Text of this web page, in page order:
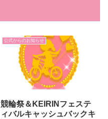
公式からのお知らせ
競輪祭＆KEIRINフェステ
ィバルキャッシュバックキ